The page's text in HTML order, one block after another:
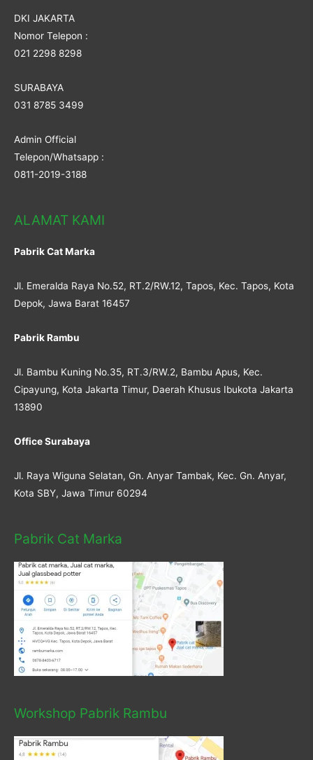
DKI JAKARTA
Nomor Telepon :
021 2298 8298
SURABAYA
031 8785 3499
Admin Official
Telepon/Whatsapp :
0811-2019-3188
ALAMAT KAMI
Pabrik Cat Marka
Jl. Emeralda Raya No.52, RT.2/RW.12, Tapos, Kec. Tapos, Kota
Depok, Jawa Barat 16457
Pabrik Rambu
Jl. Bambu Kuning No.35, RT.3/RW.2, Bambu Apus, Kec.
Cipayung, Kota Jakarta Timur, Daerah Khusus Ibukota Jakarta
13890
Office Surabaya
Jl. Raya Wiguna Selatan, Gn. Anyar Tambak, Kec. Gn. Anyar,
Kota SBY, Jawa Timur 60294
Pabrik Cat Marka
Workshop Pabrik Rambu